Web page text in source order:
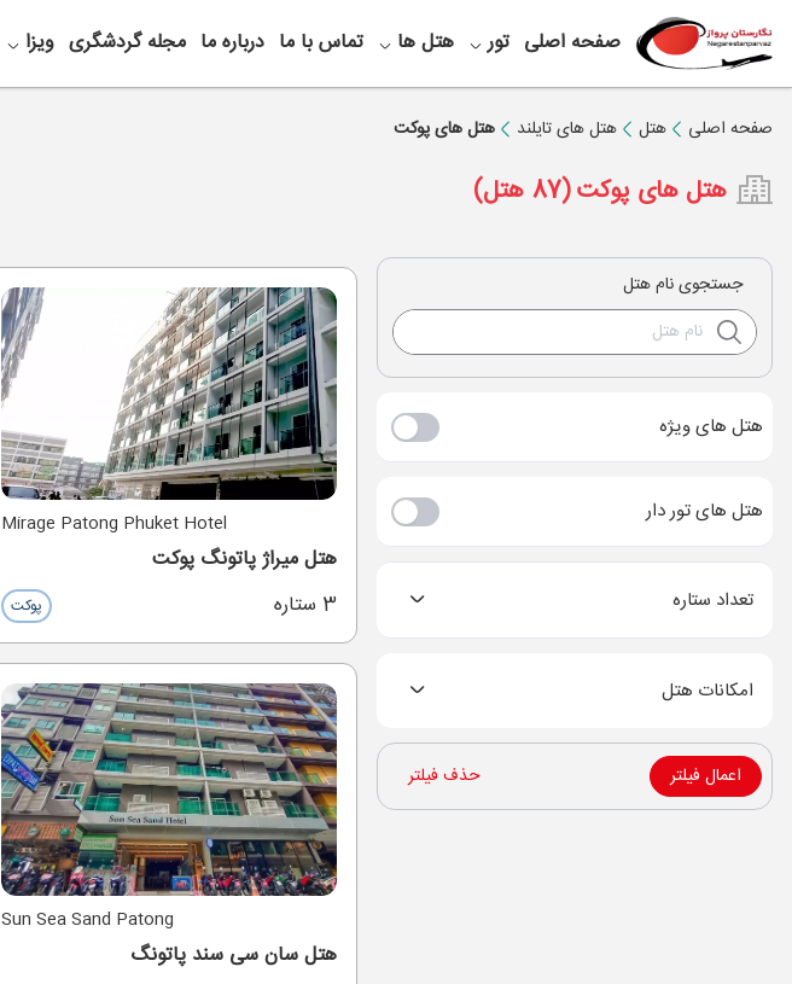
صفحه اصلی تور هتل ها تماس با ما درباره ما مجله گردشگری ویزا
صفحه اصلی هتل هتل های تایلند هتل های پوکت
هتل های پوکت(87 هتل)
جستجوی نام هتل
هتل های ویژه
هتل های تور دار
تعداد ستاره
امکانات هتل
اعمال فیلتر حذف فیلتر
Mirage Patong Phuket Hotel
هتل میراژ پاتونگ پوکت
3 ستاره
پوکت
Sun Sea Sand Patong
هتل سان سی سند پاتونگ